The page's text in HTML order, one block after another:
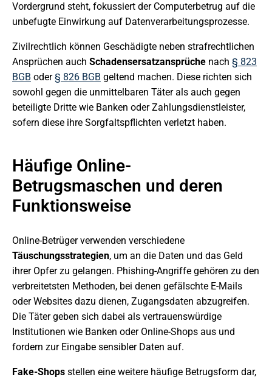
Vordergrund steht, fokussiert der Computerbetrug auf die
unbefugte Einwirkung auf Datenverarbeitungsprozesse.
Zivilrechtlich können Geschädigte neben strafrechtlichen
Ansprüchen auch Schadensersatzansprüche nach § 823
BGB oder§ 826 BGB geltend machen. Diese richten sich
sowohl gegen die unmittelbaren Täter als auch gegen
beteiligte Dritte wie Banken oder Zahlungsdienstleister,
sofern diese ihre Sorgfaltspflichten verletzt haben.
Häufige Online-
Betrugsmaschen und deren
Funktionsweise
Online-Betrüger verwenden verschiedene
Täuschungsstrategien, um an die Daten und das Geld
ihrer Opfer zu gelangen. Phishing-Angriffe gehören zu den
verbreitetsten Methoden, bei denen gefälschte E-Mails
oder Websites dazu dienen, Zugangsdaten abzugreifen.
Die Täter geben sich dabei als vertrauenswürdige
Institutionen wie Banken oder Online-Shops aus und
fordern zur Eingabe sensibler Daten auf.
Fake-Shops stellen eine weitere häufige Betrugsform dar,